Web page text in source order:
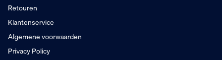
Retouren
Klantenservice
Algemene voorwaarden
Privacy Policy